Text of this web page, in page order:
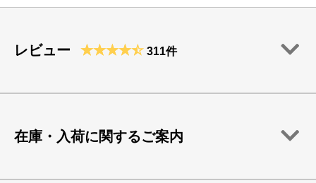
レビュー 311件
在庫・入荷に関するご案内